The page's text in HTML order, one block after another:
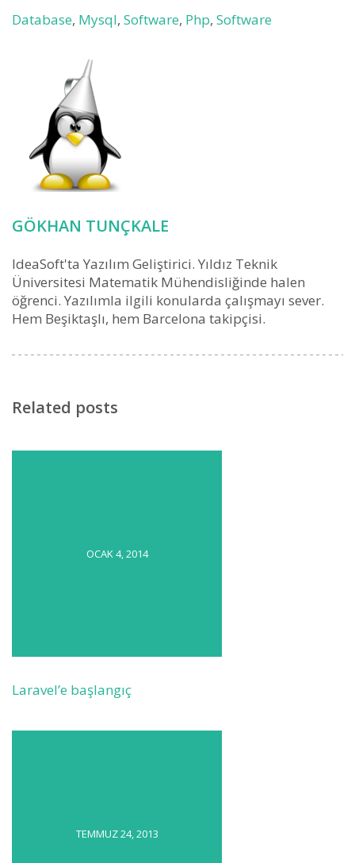
Database, Mysql, Software, Php, Software
GÖKHAN TUNÇKALE
IdeaSoft'ta Yazılım Geliştirici. Yıldız Teknik
Üniversitesi Matematik Mühendisliğinde halen
öğrenci. Yazılımla ilgili konularda çalışmayı sever.
Hem Beşiktaşlı, hem Barcelona takipçisi.
Related posts
OCAK 4, 2014
Laravel’e başlangıç
TEMMUZ 24, 2013